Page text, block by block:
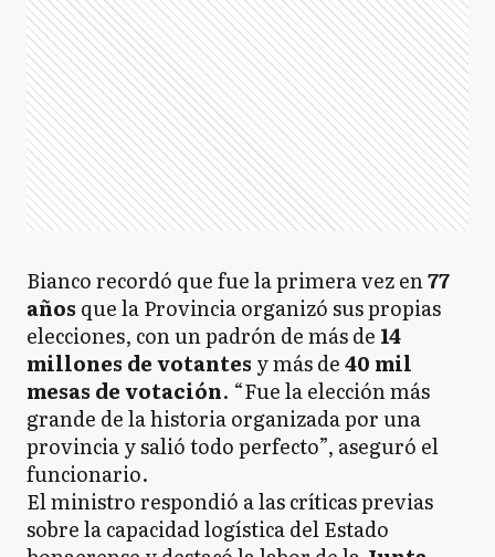
Bianco recordó que fue la primera vez en77
años que la Provincia organizó sus propias
elecciones, con un padrón de más de 14
millones de votantes y más de40 mil
mesas de votación. “Fue la elección más
grande de la historia organizada por una
provincia y salió todo perfecto”, aseguró el
funcionario.
El ministro respondió a las críticas previas
sobre la capacidad logística del Estado